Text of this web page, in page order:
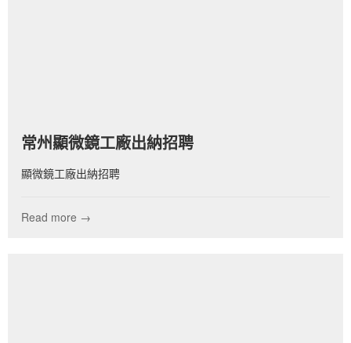
常州顯微鏡工廠出納招聘
顯微鏡工廠出納招聘
Read more →